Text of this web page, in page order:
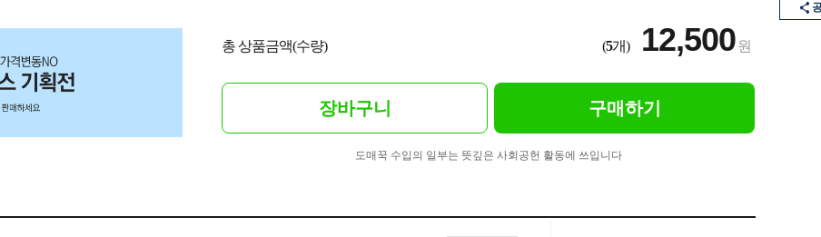
총 상품금액(수량) (5개) 12,500원
장바구니 구매하기
도매꾹 수입의 일부는 뜻깊은 사회공헌 활동에 쓰입니다